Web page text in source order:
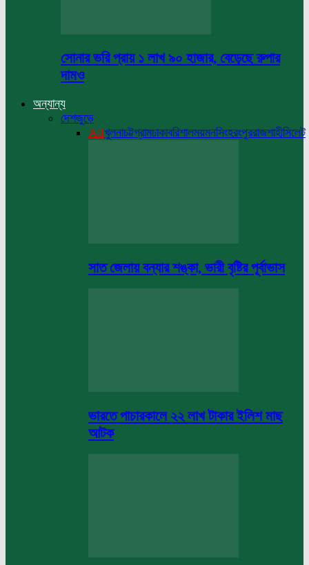
সোনার ভরি প্রায় ১ লাখ ৯০ হাজার, বেড়েছে রুপার
দামও
অন্যান্য
দেশজুড়ে
Allখুলনাচট্টগ্রামঢাকাবরিশালময়মনসিংহরংপুররাজশাহীসিলেট
সাত জেলায় বন্যার শঙ্কা, ভারী বৃষ্টির পূর্বাভাস
ভারতে পাচারকালে ২২ লাখ টাকার ইলিশ মাছ
আটক